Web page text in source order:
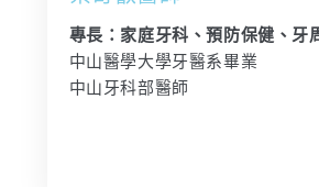
專長：家庭牙科、預防保健、牙
中山醫學大學牙醫系畢業
中山牙科部醫師